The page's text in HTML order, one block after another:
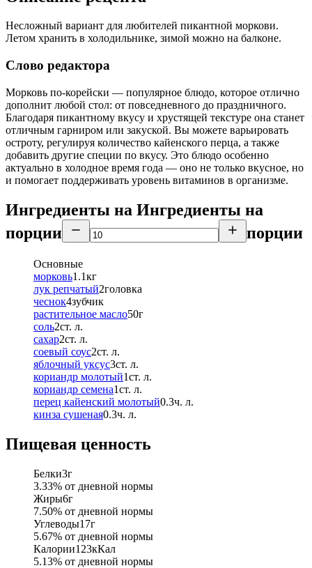
Несложный вариант для любителей пикантной моркови.
Летом хранить в холодильнике, зимой можно на балконе.
Слово редактора
Морковь по-корейски — популярное блюдо, которое отлично
дополнит любой стол: от повседневного до праздничного.
Благодаря пикантному вкусу и хрустящей текстуре она станет
отличным гарниром или закуской. Вы можете варьировать
остроту, регулируя количество кайенского перца, а также
добавить другие специи по вкусу. Это блюдо особенно
актуально в холодное время года — оно не только вкусное, но
и помогает поддерживать уровень витаминов в организме.
Ингредиенты на Ингредиенты на
порции
порции
Основные
морковь1.1кг
лук репчатый2головка
чеснок4зубчик
растительное масло50г
соль2ст. л.
сахар2ст. л.
соевый соус2ст. л.
яблочный уксус3ст. л.
кориандр молотый1ст. л.
кориандр семена1ст. л.
перец кайенский молотый0.3ч. л.
кинза сушеная0.3ч. л.
Пищевая ценность
Белки3г
3.33% от дневной нормы
Жиры6г
7.50% от дневной нормы
Углеводы17г
5.67% от дневной нормы
Калории123кКал
5.13% от дневной нормы